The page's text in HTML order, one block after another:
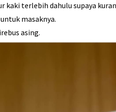
kaki terlebih dahulu supaya
masaknya.
asing.